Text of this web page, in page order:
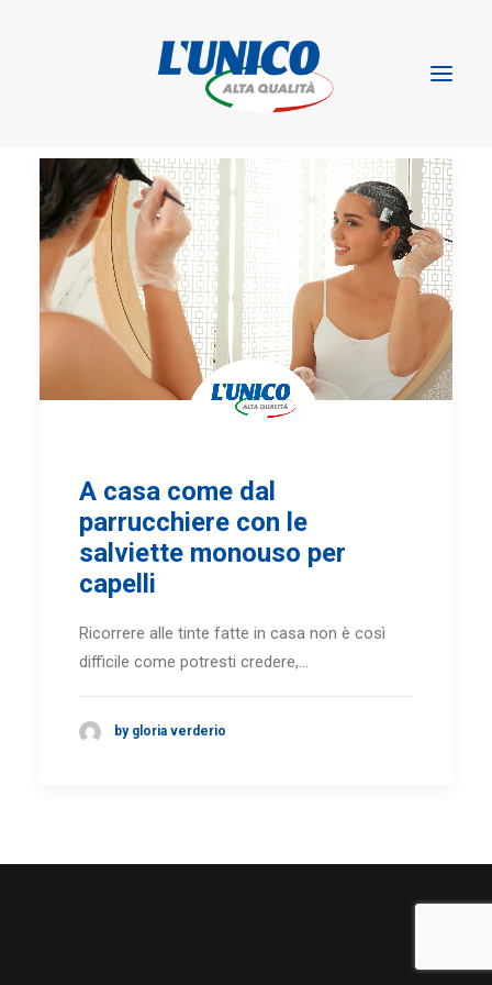
INFO@LUNICOALTAQUALITA.COM
A casa come dal
parrucchiere con le
salviette monouso per
capelli
Ricorrere alle tinte fatte in casa non è così
difficile come potresti credere,…
by gloria verderio